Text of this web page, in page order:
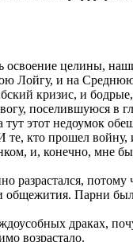
освоение целины,
Лойгу, и на
кризис, и
поселившуюся в
этот недоумок
кто прошел войну,
и, конечно, мне
разрастался,
Парни
драках,
возрастало.